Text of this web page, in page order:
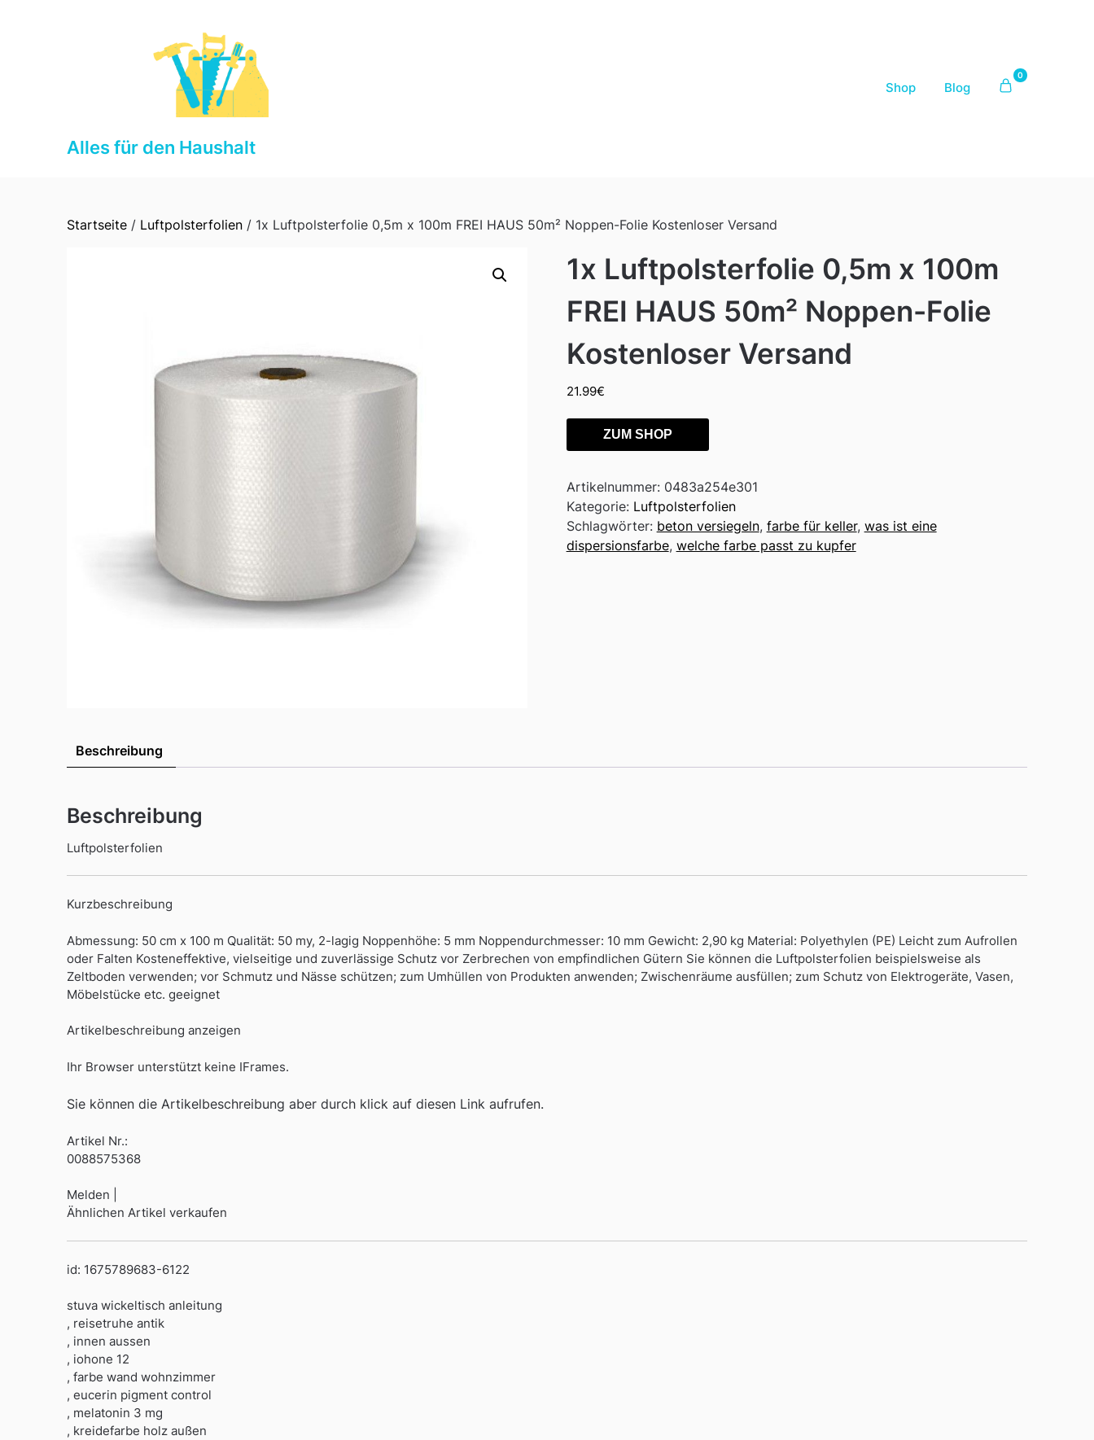
Alles für den Haushalt
Shop Blog
0
Startseite / Luftpolsterfolien / 1x Luftpolsterfolie 0,5m x 100m FREI HAUS 50m² Noppen-Folie Kostenloser Versand
1x Luftpolsterfolie 0,5m x 100m
FREI HAUS 50m² Noppen-Folie
Kostenloser Versand
21.99€
ZUM SHOP
Artikelnummer: 0483a254e301
Kategorie: Luftpolsterfolien
Schlagwörter: beton versiegeln, farbe für keller, was ist eine
dispersionsfarbe, welche farbe passt zu kupfer
Beschreibung
Beschreibung
Luftpolsterfolien
Kurzbeschreibung
Abmessung: 50 cm x 100 m Qualität: 50 my, 2-lagig Noppenhöhe: 5 mm Noppendurchmesser: 10 mm Gewicht: 2,90 kg Material: Polyethylen (PE) Leicht zum Aufrollen
oder Falten Kosteneffektive, vielseitige und zuverlässige Schutz vor Zerbrechen von empfindlichen Gütern Sie können die Luftpolsterfolien beispielsweise als
Zeltboden verwenden; vor Schmutz und Nässe schützen; zum Umhüllen von Produkten anwenden; Zwischenräume ausfüllen; zum Schutz von Elektrogeräte, Vasen,
Möbelstücke etc. geeignet
Artikelbeschreibung anzeigen
Ihr Browser unterstützt keine IFrames.
Sie können die Artikelbeschreibung aber durch klick auf diesen Link aufrufen.
Artikel Nr.:
0088575368
Melden |
Ähnlichen Artikel verkaufen
id: 1675789683-6122
stuva wickeltisch anleitung
, reisetruhe antik
, innen aussen
, iohone 12
, farbe wand wohnzimmer
, eucerin pigment control
, melatonin 3 mg
, kreidefarbe holz außen